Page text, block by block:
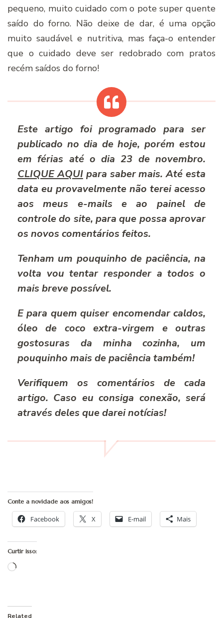
pequeno, muito cuidado com o pote super quente
saído do forno. Não deixe de dar, é uma opção
muito saudável e nutritiva, mas faça-o entender
que o cuidado deve ser redobrado com pratos
recém saídos do forno!
Este artigo foi programado para ser
publicado no dia de hoje, porém estou
em férias até o dia 23 de novembro.
CLIQUE AQUIpara saber mais. Até esta
data eu provavelmente não terei acesso
aos meus e-mails e ao painel de
controle do site, para que possa aprovar
os novos comentários feitos.
Tenham um pouquinho de paciência, na
volta vou tentar responder a todos o
mais breve possível.
E para quem quiser encomendar caldos,
óleo de coco extra-virgem e outras
gostosuras da minha cozinha, um
pouquinho mais de paciência também!
Verifiquem os comentários de cada
artigo. Caso eu consiga conexão, será
através deles que darei notícias!
Conte a novidade aos amigos!
Facebook X E-mail Mais
Curtir isso:
Carregando...
Related